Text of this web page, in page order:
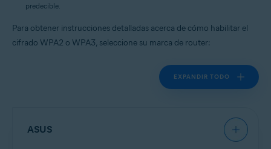
predecible.
Para obtener instrucciones detalladas acerca de cómo habilitar el
cifrado WPA2 o WPA3, seleccione su marca de router:
EXPANDIR TODO
ASUS